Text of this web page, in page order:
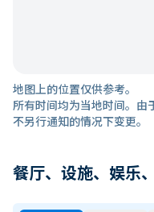
地图上的位置仅供参考。
所有时间均为当地时间。由
不另行通知的情况下变更。
餐厅、设施、娱乐